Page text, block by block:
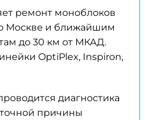
ремонт моноблоков
Москве и ближайшим
до 30 км от МКАД.
OptiPlex, Inspiron,
диагностика
причины